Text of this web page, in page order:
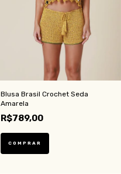
Blusa Brasil Crochet Seda
Amarela
R$789,00
COMPRAR